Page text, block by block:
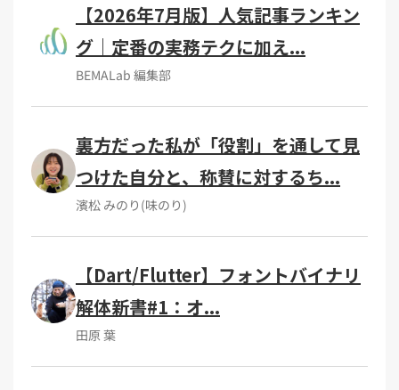
【2026年7月版】人気記事ランキン
グ｜定番の実務テクに加え...
BEMALab 編集部
裏方だった私が「役割」を通して見
つけた自分と、称賛に対するち...
濱松 みのり(味のり)
【Dart/Flutter】フォントバイナリ
解体新書#1：オ...
田原 葉